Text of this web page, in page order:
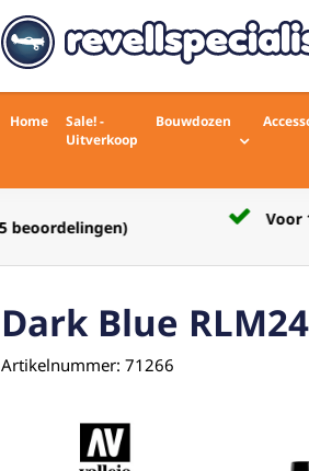
Home
Sale! -
Uitverkoop
Bouwdozen
Voor 16:00 besteld zelfde
Dark Blue
Artikelnummer: 71266